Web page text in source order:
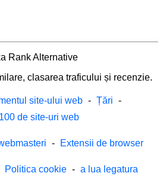
Rank Alternative
clasarea traficului și recenzie.
site-ului web - Țări -
de site-uri web
- Extensii de browser
Politica cookie - a lua legatura